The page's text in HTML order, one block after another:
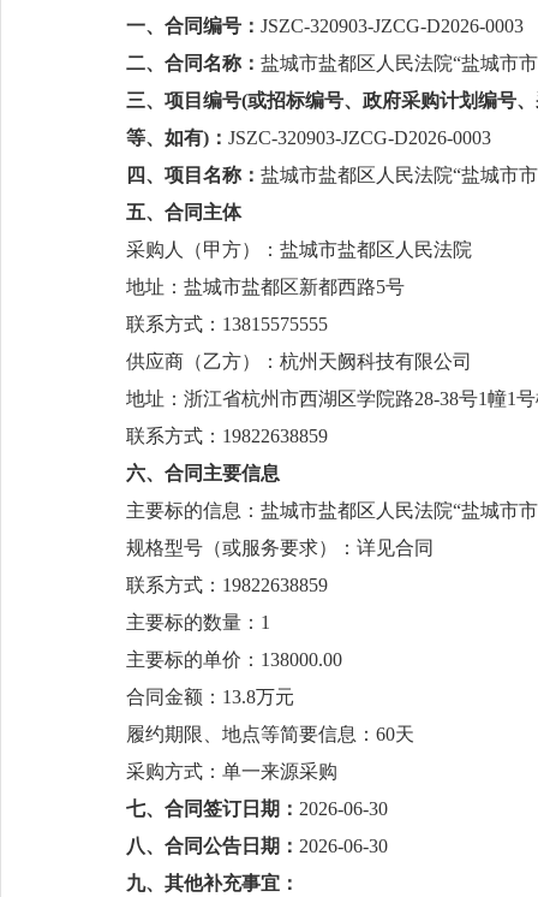
一、合同编号： JSZC-320903-JZCG-D2026-0003
二、合同名称： 盐城市盐都区人民法院“盐城市
三、项目编号(或招标编号、政府采购计划编号
等、如有)： JSZC-320903-JZCG-D2026-0003
四、项目名称： 盐城市盐都区人民法院“盐城市
五、合同主体
采购人（甲方）：盐城市盐都区人民法院
地址：盐城市盐都区新都西路5号
联系方式： 13815575555
供应商（乙方）：杭州天阙科技有限公司
地址：浙江省杭州市西湖区学院路28-38号1幢1
联系方式： 19822638859
六、合同主要信息
主要标的信息：盐城市盐都区人民法院“盐城市
规格型号（或服务要求）：详见合同
联系方式： 19822638859
主要标的数量： 1
主要标的单价： 138000.00
合同金额： 13.8万元
履约期限、地点等简要信息： 60天
采购方式： 单一来源采购
七、合同签订日期： 2026-06-30
八、合同公告日期： 2026-06-30
九、其他补充事宜：